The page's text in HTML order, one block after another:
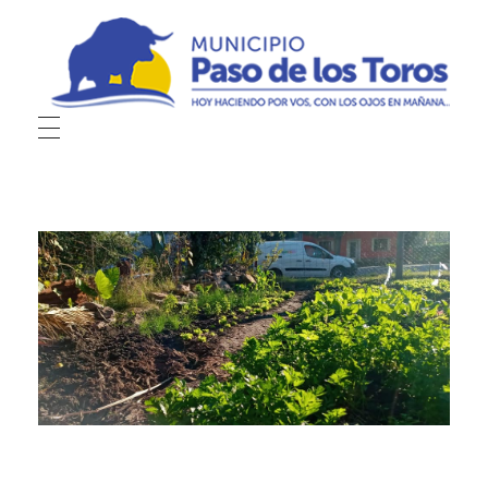
Municipio de Paso de los Toros
Hoy haciendo para vos, con los ojos en mañana